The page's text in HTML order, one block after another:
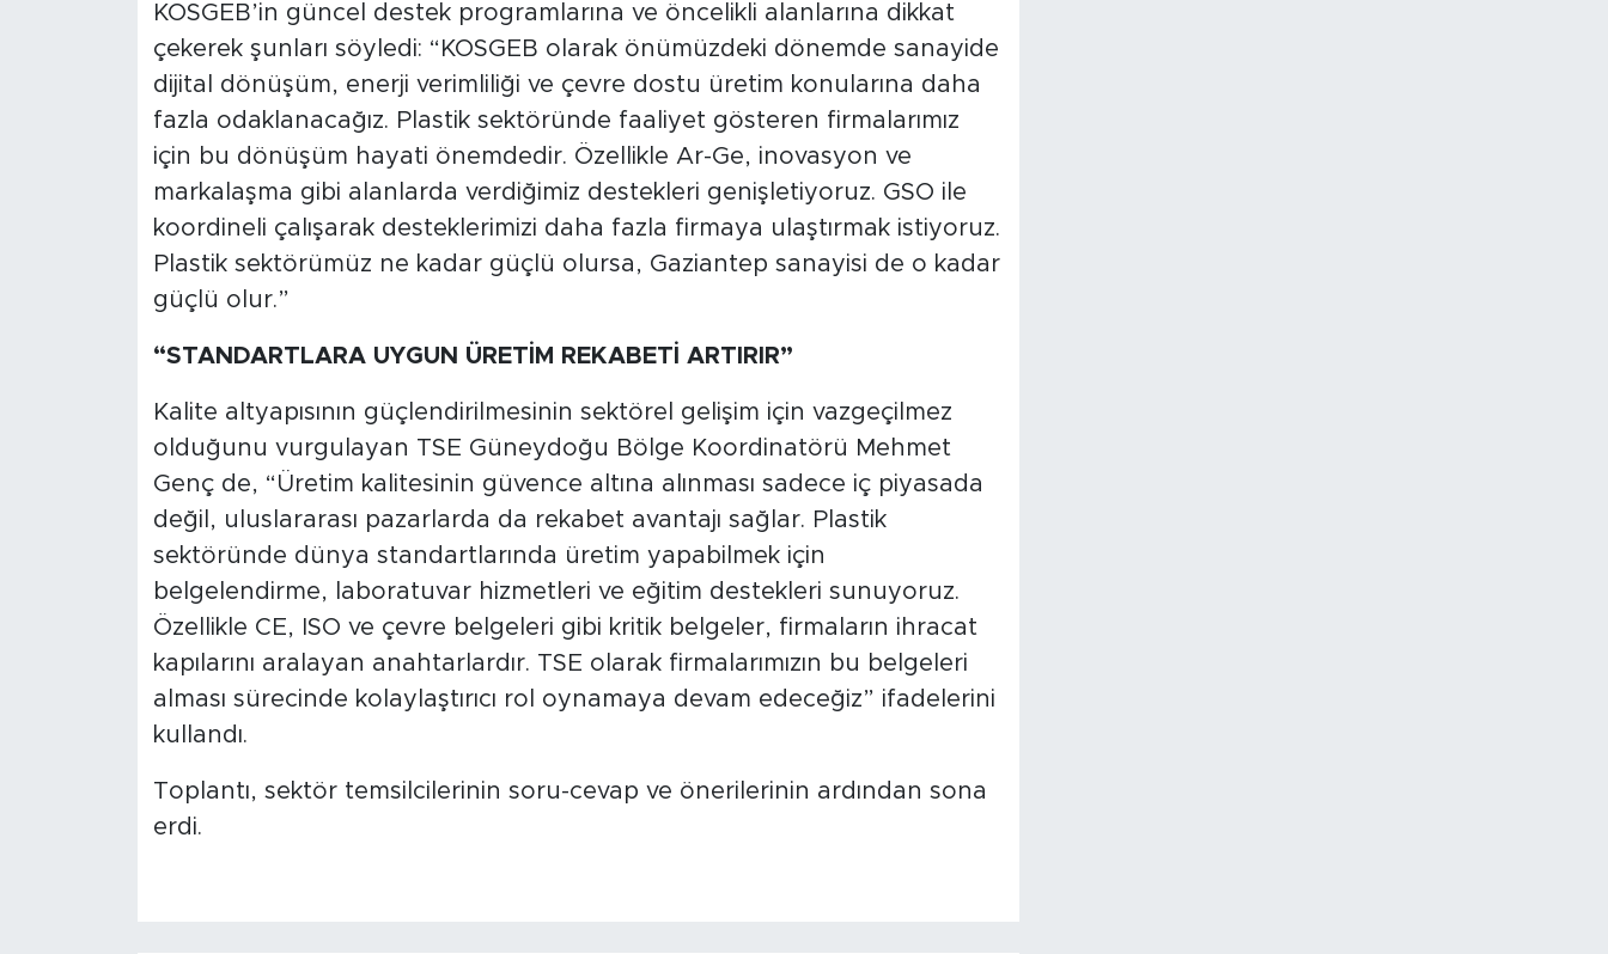
KOSGEB’in güncel destek programlarına ve öncelikli alanlarına dikkat
çekerek şunları söyledi: “KOSGEB olarak önümüzdeki dönemde sanayide
dijital dönüşüm, enerji verimliliği ve çevre dostu üretim konularına daha
fazla odaklanacağız. Plastik sektöründe faaliyet gösteren firmalarımız
için bu dönüşüm hayati önemdedir. Özellikle Ar-Ge, inovasyon ve
markalaşma gibi alanlarda verdiğimiz destekleri genişletiyoruz. GSO ile
koordineli çalışarak desteklerimizi daha fazla firmaya ulaştırmak istiyoruz.
Plastik sektörümüz ne kadar güçlü olursa, Gaziantep sanayisi de o kadar
güçlü olur.”
“STANDARTLARA UYGUN ÜRETİM REKABETİ ARTIRIR”
Kalite altyapısının güçlendirilmesinin sektörel gelişim için vazgeçilmez
olduğunu vurgulayan TSE Güneydoğu Bölge Koordinatörü Mehmet
Genç de, “Üretim kalitesinin güvence altına alınması sadece iç piyasada
değil, uluslararası pazarlarda da rekabet avantajı sağlar. Plastik
sektöründe dünya standartlarında üretim yapabilmek için
belgelendirme, laboratuvar hizmetleri ve eğitim destekleri sunuyoruz.
Özellikle CE, ISO ve çevre belgeleri gibi kritik belgeler, firmaların ihracat
kapılarını aralayan anahtarlardır. TSE olarak firmalarımızın bu belgeleri
alması sürecinde kolaylaştırıcı rol oynamaya devam edeceğiz” ifadelerini
kullandı.
Toplantı, sektör temsilcilerinin soru-cevap ve önerilerinin ardından sona
erdi.